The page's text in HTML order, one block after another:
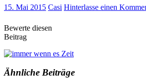
15. Mai 2015 Casi Hinterlasse einen
Bewerte diesen
Beitrag
Ähnliche Beiträge